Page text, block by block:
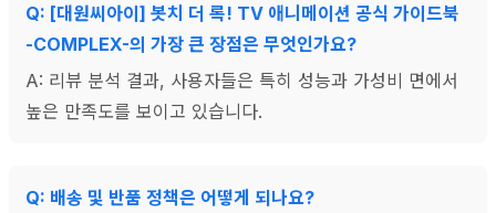
Q: [대원씨아이] 봇치 더 록! TV 애니메이션 공식 가이드북
-COMPLEX-의 가장 큰 장점은 무엇인가요?
A: 리뷰 분석 결과, 사용자들은 특히 성능과 가성비 면에서
높은 만족도를 보이고 있습니다.
Q: 배송 및 반품 정책은 어떻게 되나요?